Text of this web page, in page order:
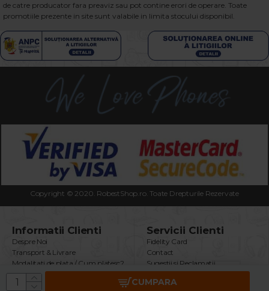
CUMPARA
de catre producator fara preaviz sau pot contine erori de operare. Toate
promotiile prezente in site sunt valabile in limita stocului disponibil.
Copyright © 2020. RobestShop.ro. Toate Drepturile Rezervate
Informatii Clienti
Despre Noi
Transport & Livrare
Modalitati de plata / Cum platesc?
Termeni & Conditii
Politica Confidentialitate
Servicii Clienti
Fidelity Card
Contact
Sugestii si Reclamatii
Intrebari Frecvente
Returnare Produs